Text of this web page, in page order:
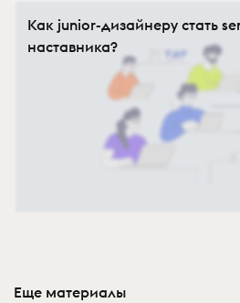
Как junior-дизайнеру стать
наставника?
Еще материалы